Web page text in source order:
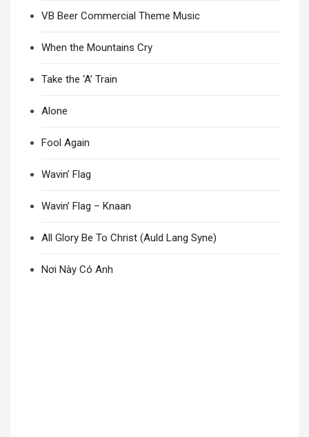
VB Beer Commercial Theme Music
When the Mountains Cry
Take the ‘A’ Train
Alone
Fool Again
Wavin’ Flag
Wavin’ Flag – Knaan
All Glory Be To Christ (Auld Lang Syne)
Nơi Này Có Anh